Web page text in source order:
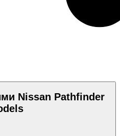
Nissan Pathfinder